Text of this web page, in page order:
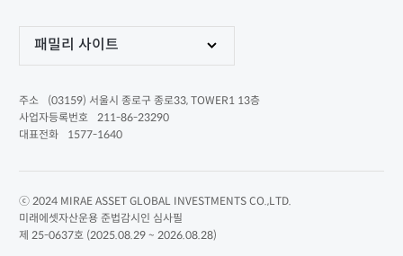
패밀리 사이트
주소
(03159) 서울시 종로구 종로33, TOWER1 13층
사업자등록번호
211-86-23290
대표전화
1577-1640
ⓒ 2024 MIRAE ASSET GLOBAL INVESTMENTS CO.,LTD.
미래에셋자산운용 준법감시인 심사필
제 25-0637호 (2025.08.29 ~ 2026.08.28)